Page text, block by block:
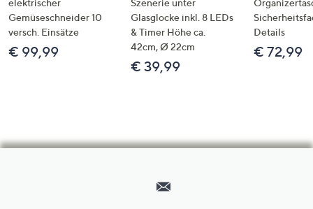
elektrischer
Gemüseschneider 10
versch. Einsätze
€ 99,99
Szenerie unter
Glasglocke inkl. 8 LEDs
& Timer Höhe ca.
42cm, Ø 22cm
€ 39,99
Details
€ 72,99